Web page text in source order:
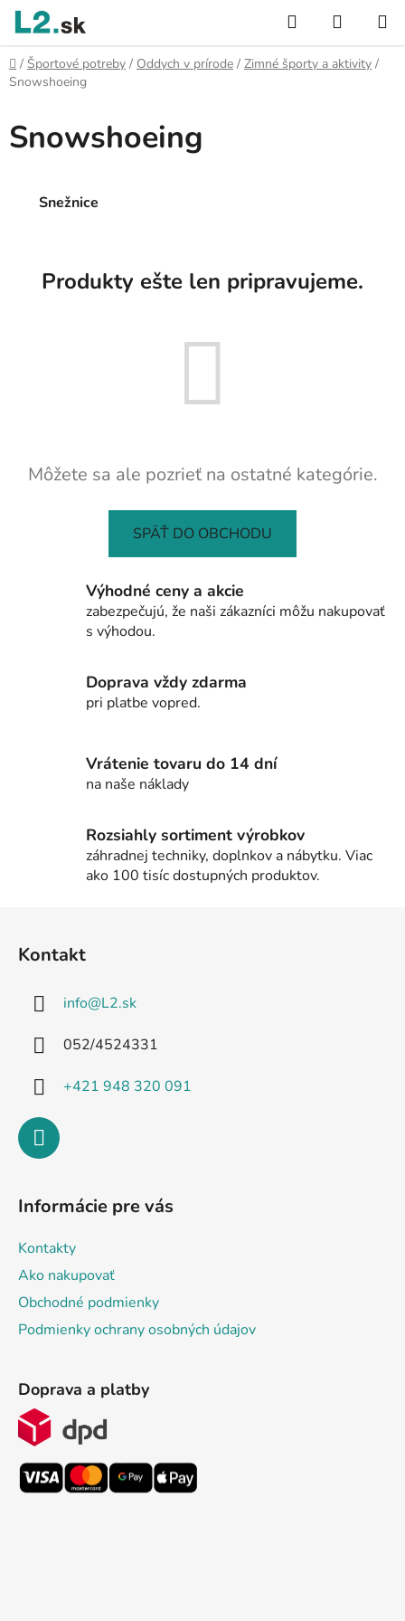
Prejsť
obsah
Hľadať
KOŠÍK
Domov
/ Športové potreby / Oddych v prírode / Zimné športy a aktivity /
Snowshoeing
Snowshoeing
Snežnice
Produkty ešte len pripravujeme.
Môžete sa ale pozrieť na ostatné kategórie.
SPÄŤ DO OBCHODU
Výhodné ceny a akcie
zabezpečujú, že naši zákazníci môžu nakupovať
s výhodou.
Doprava vždy zdarma
pri platbe vopred.
Vrátenie tovaru do 14 dní
na naše náklady
Rozsiahly sortiment výrobkov
záhradnej techniky, doplnkov a nábytku. Viac
ako 100 tisíc dostupných produktov.
Kontakt
info@L2.sk
052/4524331
+421 948 320 091
Informácie pre vás
Kontakty
Ako nakupovať
Obchodné podmienky
Podmienky ochrany osobných údajov
Doprava a platby